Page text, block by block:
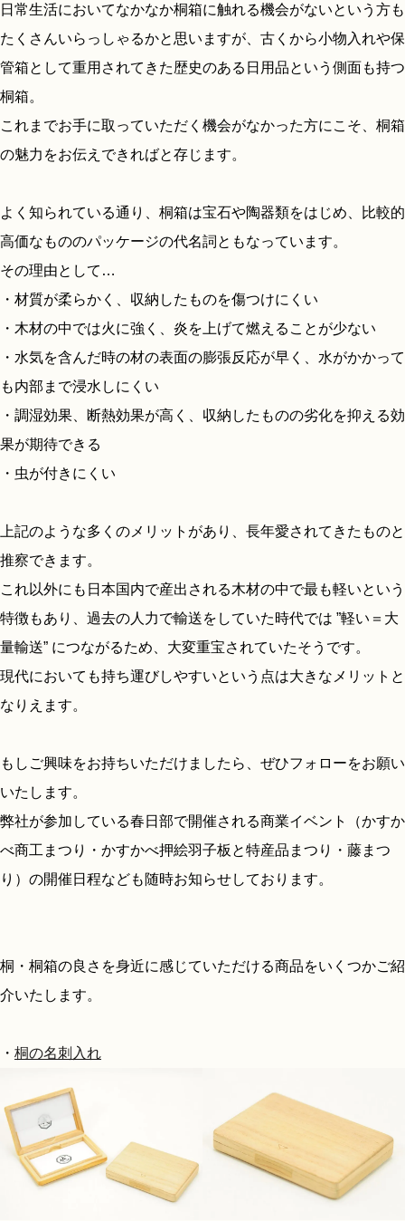
日常生活においてなかなか桐箱に触れる機会がないという方も
たくさんいらっしゃるかと思いますが、古くから小物入れや保
管箱として重用されてきた歴史のある日用品という側面も持つ
桐箱。
これまでお手に取っていただく機会がなかった方にこそ、桐箱
の魅力をお伝えできればと存じます。
よく知られている通り、桐箱は宝石や陶器類をはじめ、比較的
高価なもののパッケージの代名詞ともなっています。
その理由として…
・材質が柔らかく、収納したものを傷つけにくい
・木材の中では火に強く、炎を上げて燃えることが少ない
・水気を含んだ時の材の表面の膨張反応が早く、水がかかって
も内部まで浸水しにくい
・調湿効果、断熱効果が高く、収納したものの劣化を抑える効
果が期待できる
・虫が付きにくい
上記のような多くのメリットがあり、長年愛されてきたものと
推察できます。
これ以外にも日本国内で産出される木材の中で最も軽いという
特徴もあり、過去の人力で輸送をしていた時代では ”軽い＝大
量輸送” につながるため、大変重宝されていたそうです。
現代においても持ち運びしやすいという点は大きなメリットと
なりえます。
もしご興味をお持ちいただけましたら、ぜひフォローをお願い
いたします。
弊社が参加している春日部で開催される商業イベント（かすか
べ商工まつり・かすかべ押絵羽子板と特産品まつり・藤まつ
り）の開催日程なども随時お知らせしております。
桐・桐箱の良さを身近に感じていただける商品をいくつかご紹
介いたします。
・ 桐の名刺入れ